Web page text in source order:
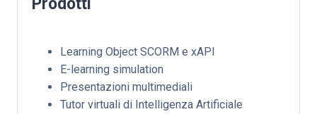
Learning Object SCORM e xAPI
E-learning simulation
Presentazioni multimediali
Tutor virtuali di Intelligenza Artificiale